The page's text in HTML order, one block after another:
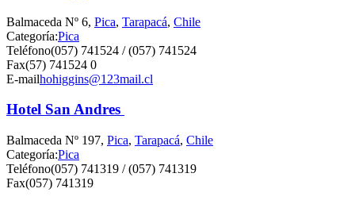
Balmaceda Nº 6, Pica, Tarapacá, Chile
Categoría:Pica
Teléfono(057) 741524 / (057) 741524
Fax(57) 741524 0
E-mailhohiggins@123mail.cl
Hotel San Andres
Balmaceda Nº 197, Pica, Tarapacá, Chile
Categoría:Pica
Teléfono(057) 741319 / (057) 741319
Fax(057) 741319